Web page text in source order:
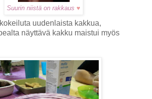
Suurin niistä on rakkaus ♥
uudenlaista kakkua,
näyttävä kakku maistui myös